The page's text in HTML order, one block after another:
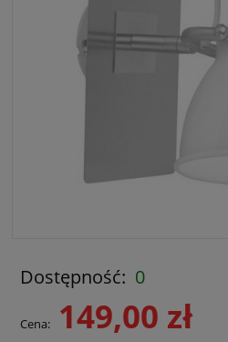
Dostępność: 0
Cena: 149,00 zł